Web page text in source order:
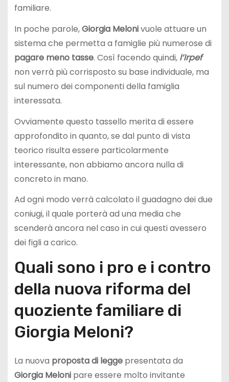
familiare.
In poche parole,Giorgia Melonivuole attuare un
sistema che permetta a famiglie più numerose di
pagare meno tasse. Così facendo quindi, l’Irpef
non verrà più corrisposto su base individuale, ma
sul numero dei componenti della famiglia
interessata.
Ovviamente questo tassello merita di essere
approfondito in quanto, se dal punto di vista
teorico risulta essere particolarmente
interessante, non abbiamo ancora nulla di
concreto in mano.
Ad ogni modo verrà calcolato il guadagno dei due
coniugi, il quale porterà ad una media che
scenderà ancora nel caso in cui questi avessero
dei figli a carico.
Quali sono i pro e i contro
della nuova riforma del
quoziente familiare di
Giorgia Meloni?
La nuova proposta di leggepresentata da
Giorgia Melonipare essere molto invitante